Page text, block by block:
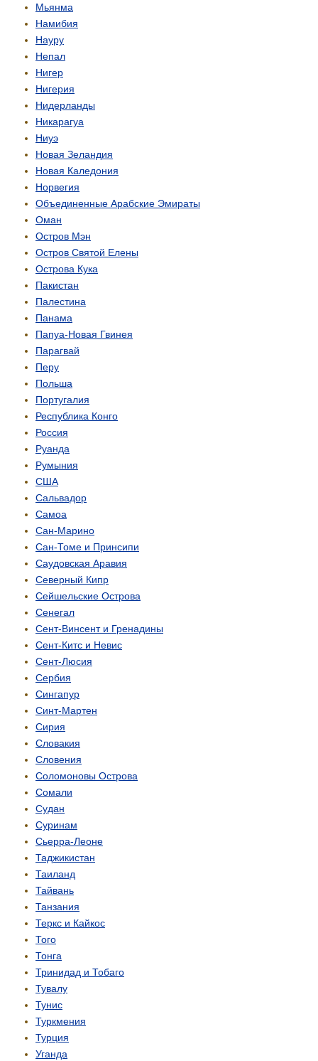
Мьянма
Намибия
Науру
Непал
Нигер
Нигерия
Нидерланды
Никарагуа
Ниуэ
Новая Зеландия
Новая Каледония
Норвегия
Объединенные Арабские Эмираты
Оман
Остров Мэн
Остров Святой Елены
Острова Кука
Пакистан
Палестина
Панама
Папуа-Новая Гвинея
Парагвай
Перу
Польша
Португалия
Республика Конго
Россия
Руанда
Румыния
США
Сальвадор
Самоа
Сан-Марино
Сан-Томе и Принсипи
Саудовская Аравия
Северный Кипр
Сейшельские Острова
Сенегал
Сент-Винсент и Гренадины
Сент-Китс и Невис
Сент-Люсия
Сербия
Сингапур
Синт-Мартен
Сирия
Словакия
Словения
Соломоновы Острова
Сомали
Судан
Суринам
Сьерра-Леоне
Таджикистан
Таиланд
Тайвань
Танзания
Теркс и Кайкос
Того
Тонга
Тринидад и Тобаго
Тувалу
Тунис
Туркмения
Турция
Уганда